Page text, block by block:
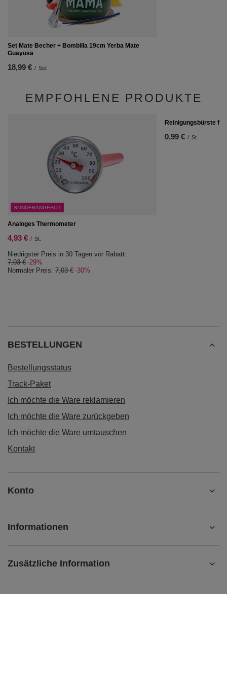
Set Mate Becher + Bombilla 19cm Yerba Mate
Guayusa
18,99 € / Set
EMPFOHLENE PRODUKTE
SONDERANGEBOT
Analoges Thermometer
4,93 € / St.
Niedrigster Preis in 30 Tagen vor Rabatt:
7,03 € -29%
Normaler Preis: 7,03 € -30%
Reinigungsbürste
0,99 € / St.
BESTELLUNGEN
Bestellungsstatus
Track-Paket
Ich möchte die Ware reklamieren
Ich möchte die Ware zurückgeben
Ich möchte die Ware umtauschen
Kontakt
Konto
Informationen
Zusätzliche Information